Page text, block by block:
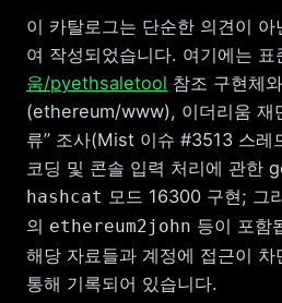
이 카탈로그는 단순한 의견이
여 작성되었습니다. 여기에는 표
움/pyethsaletool 참조 구현체
(ethereum/www), 이더리움 재
류” 조사(Mist 이슈 #3513 스레
코딩 및 콘솔 입력 처리에 관한
hashcat 모드 16300 구현;
의 ethereum2john 등이 포함
해당 자료들과 계정에 접근이
통해 기록되어 있습니다.